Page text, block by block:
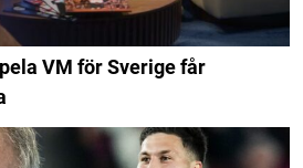
VM för Sverige får